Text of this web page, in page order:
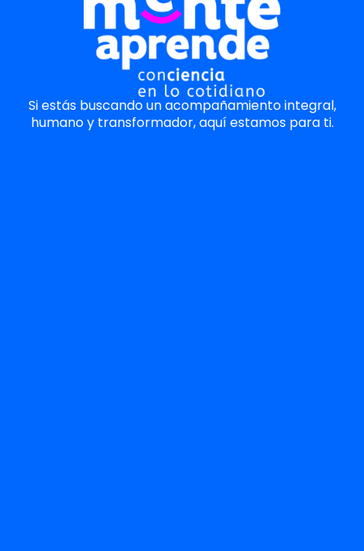
Si estás buscando un acompañamiento integral,
humano y transformador, aquí estamos para ti.